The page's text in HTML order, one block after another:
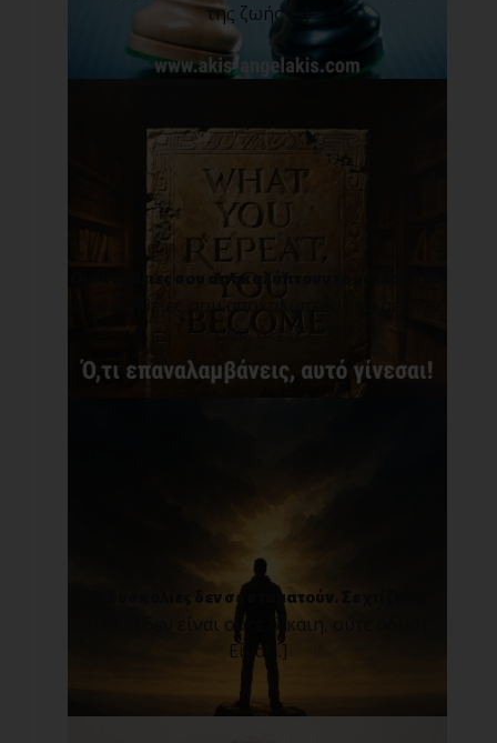
της ζωής [...]
Οι συνήθειες σου αποκαλύπτουν το μέλλον σου.
Οι συνήθειες σου αποκαλύπτουν το μέλλον
Οι δυσκολίες δεν σε σταματούν. Σε χτίζουν!
Η ζωή δεν είναι ούτε δίκαιη, ούτε άδικη.
Είνα[...]